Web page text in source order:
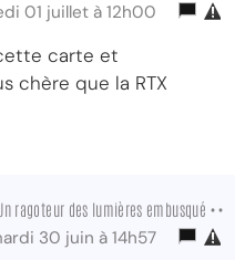
01 juillet à 12h00
carte et
chère que la RTX
ragoteur des lumières embusqué ••
30 juin à 14h57